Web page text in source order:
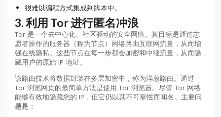
很难以编程方式集成到脚本中。
3. 利用 Tor 进行匿名冲浪
Tor 是一个去中心化、社区驱动的安全网络。其目标是通过志
愿者操作的服务器（称为节点）网络路由互联网流量，从而增
强在线隐私。这些节点在每一步都会加密和中继流量，从而隐
藏用户的原始 IP 地址。
该路由技术将数据封装在多层加密中，称为洋葱路由。通过
Tor 浏览网页的最简单方法是使用 Tor 浏览器。尽管 Tor 网络
能够有效地隐藏您的 IP，但它仍以其不可靠性而闻名。主要问
题是：